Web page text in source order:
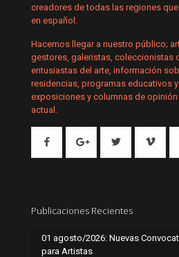
creadores de todas las regiones
en español.
Hacemos llegar a nuestro público;
gestores, galeristas, coleccionistas
entusiastas del arte, información
residencias, programas educativos
exposiciones y columnas de
actual.
Publicaciones Recientes
01 agosto/2026: Nuevas
para Artistas